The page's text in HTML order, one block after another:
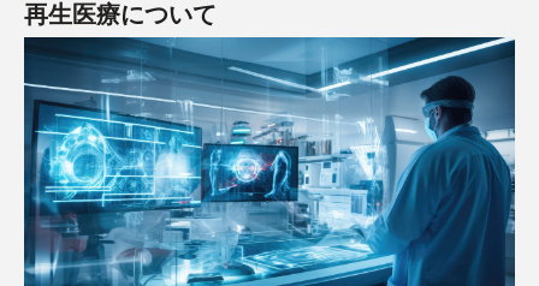
再生医療について